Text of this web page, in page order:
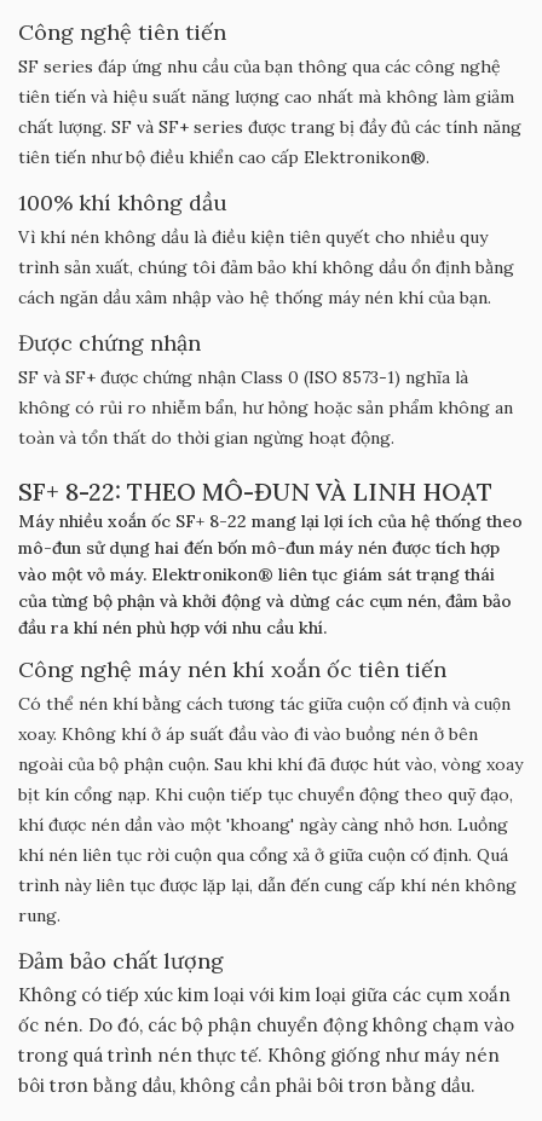
Công nghệ tiên tiến
SF series đáp ứng nhu cầu của bạn thông qua các công nghệ
tiên tiến và hiệu suất năng lượng cao nhất mà không làm giảm
chất lượng. SF và SF+ series được trang bị đầy đủ các tính năng
tiên tiến như bộ điều khiển cao cấp Elektronikon®.
100% khí không dầu
Vì khí nén không dầu là điều kiện tiên quyết cho nhiều quy
trình sản xuất, chúng tôi đảm bảo khí không dầu ổn định bằng
cách ngăn dầu xâm nhập vào hệ thống máy nén khí của bạn.
Được chứng nhận
SF và SF+ được chứng nhận Class 0 (ISO 8573-1) nghĩa là
không có rủi ro nhiễm bẩn, hư hỏng hoặc sản phẩm không an
toàn và tổn thất do thời gian ngừng hoạt động.
SF+ 8-22: THEO MÔ-ĐUN VÀ LINH HOẠT
Máy nhiều xoắn ốc SF+ 8-22 mang lại lợi ích của hệ thống theo
mô-đun sử dụng hai đến bốn mô-đun máy nén được tích hợp
vào một vỏ máy. Elektronikon® liên tục giám sát trạng thái
của từng bộ phận và khởi động và dừng các cụm nén, đảm bảo
đầu ra khí nén phù hợp với nhu cầu khí.
Công nghệ máy nén khí xoắn ốc tiên tiến
Có thể nén khí bằng cách tương tác giữa cuộn cố định và cuộn
xoay. Không khí ở áp suất đầu vào đi vào buồng nén ở bên
ngoài của bộ phận cuộn. Sau khi khí đã được hút vào, vòng xoay
bịt kín cổng nạp. Khi cuộn tiếp tục chuyển động theo quỹ đạo,
khí được nén dần vào một 'khoang' ngày càng nhỏ hơn. Luồng
khí nén liên tục rời cuộn qua cổng xả ở giữa cuộn cố định. Quá
trình này liên tục được lặp lại, dẫn đến cung cấp khí nén không
rung.
Đảm bảo chất lượng
Không có tiếp xúc kim loại với kim loại giữa các cụm xoắn
ốc nén. Do đó, các bộ phận chuyển động không chạm vào
trong quá trình nén thực tế. Không giống như máy nén
bôi trơn bằng dầu, không cần phải bôi trơn bằng dầu.